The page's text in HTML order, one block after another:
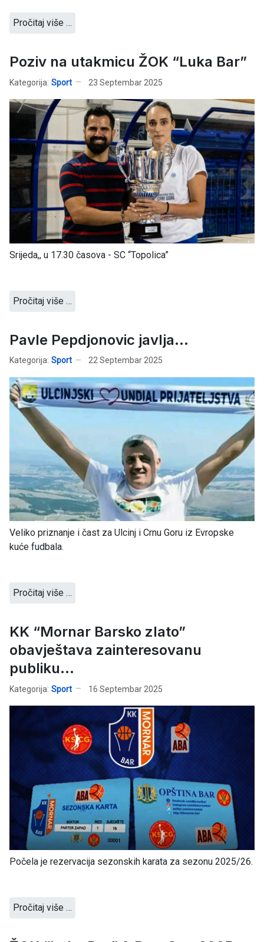
Pročitaj više …
Poziv na utakmicu ŽOK “Luka Bar”
Kategorija: Sport 23 Septembar 2025
Srijeda,, u 17.30 časova - SC “Topolica”
Pročitaj više …
Pavle Pepdjonovic javlja...
Kategorija: Sport 22 Septembar 2025
Veliko priznanje i čast za Ulcinj i Crnu Goru iz Evropske
kuće fudbala.
Pročitaj više …
KK “Mornar Barsko zlato”
obavještava zainteresovanu
publiku...
Kategorija: Sport 16 Septembar 2025
Počela je rezervacija sezonskih karata za sezonu 2025/26.
Pročitaj više …